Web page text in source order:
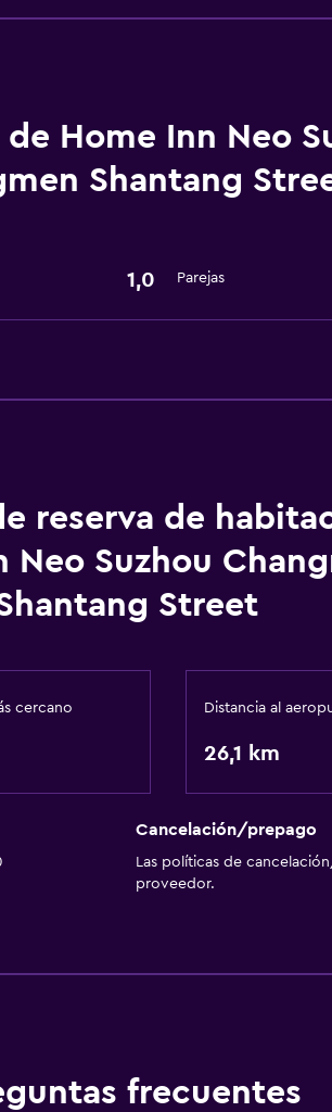
Wifi gratis
Secador de pelo
Home Inn Neo
Shantang
1,0 Parejas
reserva de
Neo Suzhou
Street
cercano Distancia al
26,1 km
Cancelación/prepago
Las políticas de
proveedor.
frecuentes